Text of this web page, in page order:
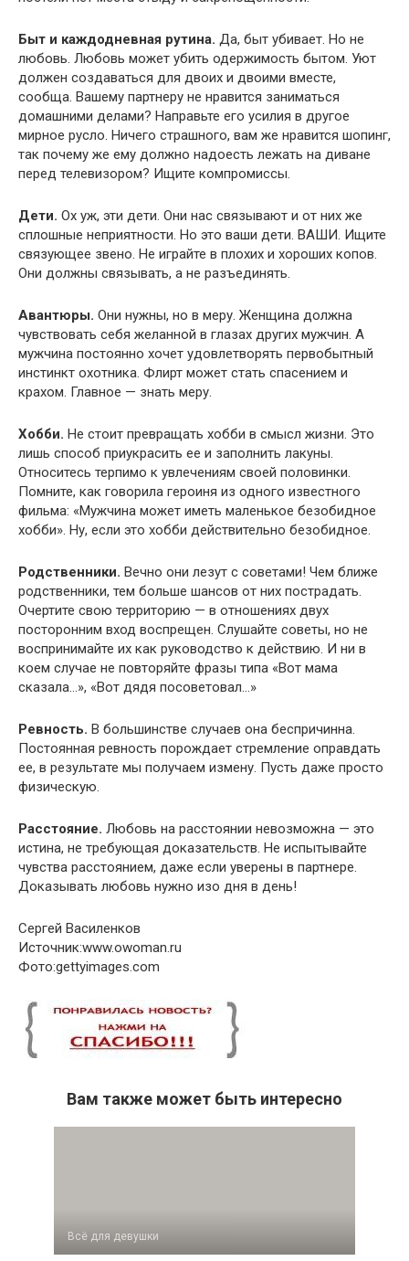
Быт и каждодневная рутина. Да, быт убивает. Но не
любовь. Любовь может убить одержимость бытом. Уют
должен создаваться для двоих и двоими вместе,
сообща. Вашему партнеру не нравится заниматься
домашними делами? Направьте его усилия в другое
мирное русло. Ничего страшного, вам же нравится шопинг,
так почему же ему должно надоесть лежать на диване
перед телевизором? Ищите компромиссы.
Дети. Ох уж, эти дети. Они нас связывают и от них же
сплошные неприятности. Но это ваши дети. ВАШИ. Ищите
связующее звено. Не играйте в плохих и хороших копов.
Они должны связывать, а не разъединять.
Авантюры. Они нужны, но в меру. Женщина должна
чувствовать себя желанной в глазах других мужчин. А
мужчина постоянно хочет удовлетворять первобытный
инстинкт охотника. Флирт может стать спасением и
крахом. Главное — знать меру.
Хобби. Не стоит превращать хобби в смысл жизни. Это
лишь способ приукрасить ее и заполнить лакуны.
Относитесь терпимо к увлечениям своей половинки.
Помните, как говорила героиня из одного известного
фильма: «Мужчина может иметь маленькое безобидное
хобби». Ну, если это хобби действительно безобидное.
Родственники. Вечно они лезут с советами! Чем ближе
родственники, тем больше шансов от них пострадать.
Очертите свою территорию — в отношениях двух
посторонним вход воспрещен. Слушайте советы, но не
воспринимайте их как руководство к действию. И ни в
коем случае не повторяйте фразы типа «Вот мама
сказала…», «Вот дядя посоветовал…»
Ревность. В большинстве случаев она беспричинна.
Постоянная ревность порождает стремление оправдать
ее, в результате мы получаем измену. Пусть даже просто
физическую.
Расстояние. Любовь на расстоянии невозможна — это
истина, не требующая доказательств. Не испытывайте
чувства расстоянием, даже если уверены в партнере.
Доказывать любовь нужно изо дня в день!
Сергей Василенков
Источник:www.owoman.ru
Фото:gettyimages.com
Вам также может быть интересно
Всё для девушки